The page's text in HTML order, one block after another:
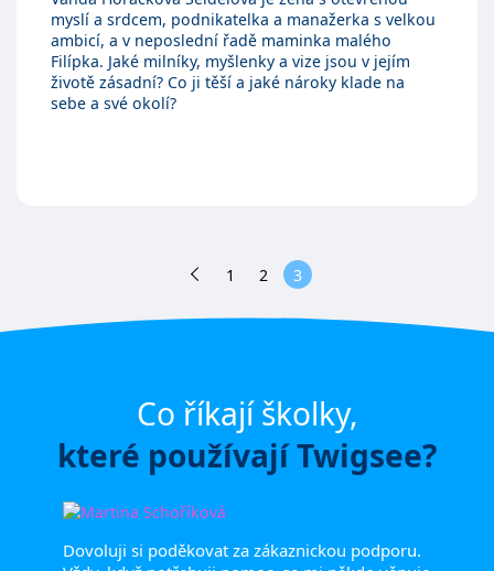
myslí a srdcem, podnikatelka a manažerka s velkou
ambicí, a v neposlední řadě maminka malého
Filípka. Jaké milníky, myšlenky a vize jsou v jejím
životě zásadní? Co ji těší a jaké nároky klade na
sebe a své okolí?
1 2 3
Co říkají školky,
které používají Twigsee?
Dovoluji si poděkovat za zákaznickou podporu.